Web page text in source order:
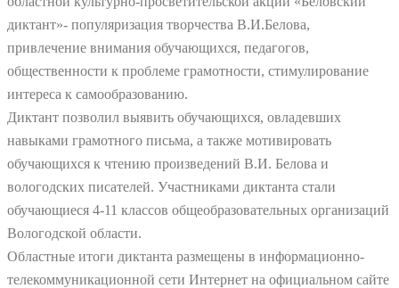
диктант»- популяризация творчества В.И.Белова,
привлечение внимания обучающихся, педагогов,
общественности к проблеме грамотности, стимулирование
интереса к самообразованию.
Диктант позволил выявить обучающихся, овладевших
навыками грамотного письма, а также мотивировать
обучающихся к чтению произведений В.И. Белова и
вологодских писателей. Участниками диктанта стали
обучающиеся 4-11 классов общеобразовательных организаций
Вологодской области.
Областные итоги диктанта размещены в информационно-
телекоммуникационной сети Интернет на официальном сайте